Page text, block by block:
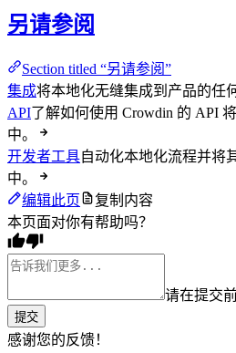
另请参阅
Section titled “另请参阅”
集成将本地化无缝集成到产品的任
API了解如何使用 Crowdin 的 API
中。
开发者工具自动化本地化流程并将
中。
编辑此页
复制内容
本页面对你有帮助吗？
请在提交
提交
感谢您的反馈！